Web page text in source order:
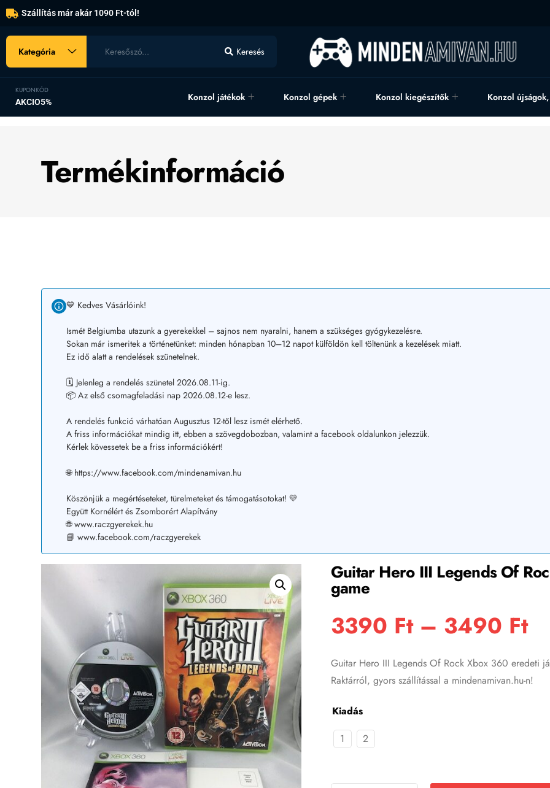
Szállítás már akár 1090 Ft-tól!
Kategória Keresés
KUPONKÓD
AKCIO5% Konzol játékok Konzol gépek Konzol kiegészítők Konzol
Termékinformáció
💙 Kedves Vásárlóink!
Ismét Belgiumba utazunk a gyerekekkel – sajnos nem nyaralni, hanem a szükséges gyógykezelésre.
Sokan már ismeritek a történetünket: minden hónapban 10–12 napot külföldön kell töltenünk a kezelések miatt.
Ez idő alatt a rendelések szünetelnek.
🗓️ Jelenleg a rendelés szünetel 2026.08.11-ig.
📦 Az első csomagfeladási nap 2026.08.12-e lesz.
A rendelés funkció várhatóan Augusztus 12-től lesz ismét elérhető.
A friss információkat mindig itt, ebben a szövegdobozban, valamint a facebook oldalunkon jelezzük.
Kérlek kövessetek be a friss információkért!
🌐 https://www.facebook.com/mindenamivan.hu
Köszönjük a megértéseteket, türelmeteket és támogatásotokat! 💛
Együtt Kornélért és Zsomborért Alapítvány
🌐 www.raczgyerekek.hu
📘 www.facebook.com/raczgyerekek
Guitar Hero III Legends Of
game
3390 Ft– 3490 Ft
Guitar Hero III Legends Of Rock Xbox 360 eredeti
Raktárról, gyors szállítással a mindenamivan.hu-n!
Kiadás
1
2